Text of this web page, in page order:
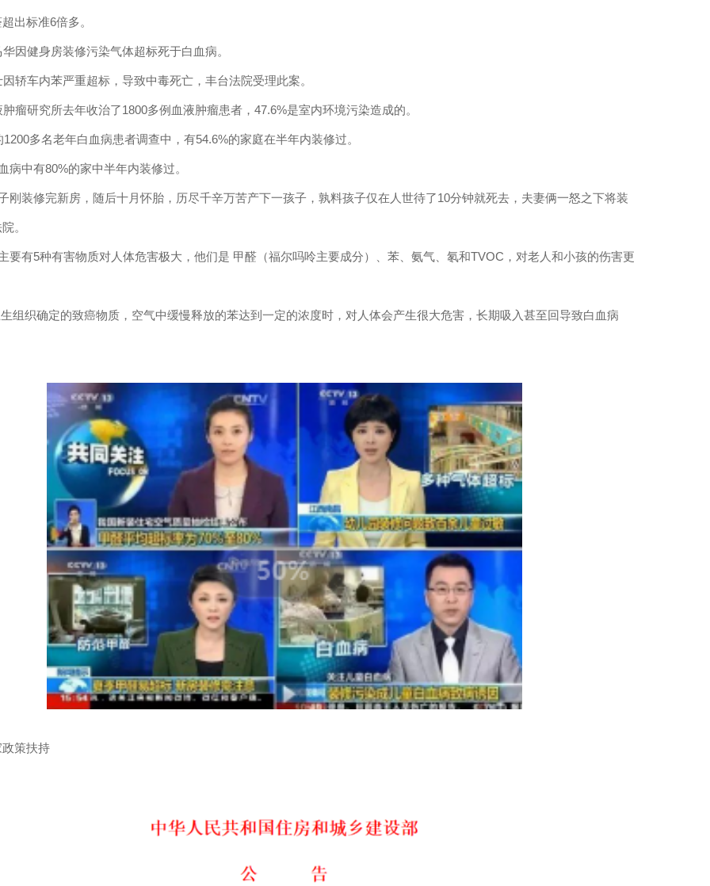
出标准6倍多。
因健身房装修污染气体超标死于白血病。
轿车内苯严重超标，导致中毒死亡，丰台法院受理此案。
瘤研究所去年收治了1800多例血液肿瘤患者，47.6%是室内环境污染造成的。
1200多名老年白血病患者调查中，有54.6%的家庭在半年内装修过。
病中有80%的家中半年内装修过。
刚装修完新房，随后十月怀胎，历尽千辛万苦产下一孩子，孰料孩子仅在人世待了10分钟就死去，夫妻俩一怒之下将装
。
要有5种有害物质对人体危害极大，他们是 甲醛（福尔吗呤主要成分）、苯、氨气、氡和TVOC ，对老人和小孩的伤害更
组织确定的致癌物质，空气中缓慢释放的苯达到一定的浓度时，对人体会产生很大危害，长期吸入甚至回导致白血病
策扶持